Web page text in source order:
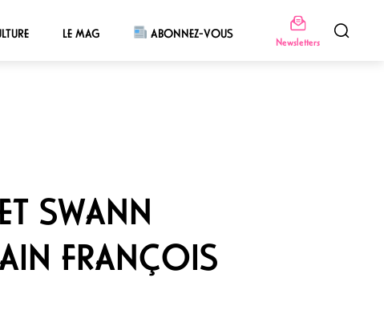
LE MAG ABONNEZ-VOUS
Newsletters
SWANN
FRANÇOIS